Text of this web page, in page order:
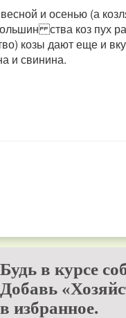
и осенью (а
ства коз пух
козы дают еще и
и свинина.
Будь в курсе
Добавь
в избранное.